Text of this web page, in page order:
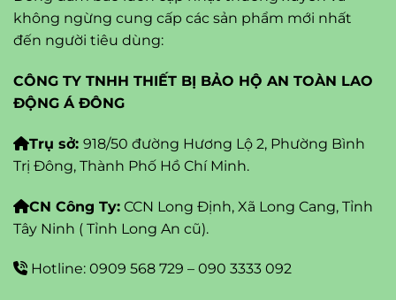
không ngừng cung cấp các sản phẩm mới nhất
đến người tiêu dùng:
CÔNG TY TNHH THIẾT BỊ BẢO HỘ AN TOÀN LAO
ĐỘNG Á ĐÔNG
Trụ sở: 918/50 đường Hương Lộ 2, Phường Bình
Trị Đông, Thành Phố Hồ Chí Minh.
CN Công Ty: CCN Long Định, Xã Long Cang, Tỉnh
Tây Ninh ( Tỉnh Long An cũ).
Hotline: 0909 568 729 – 090 3333 092